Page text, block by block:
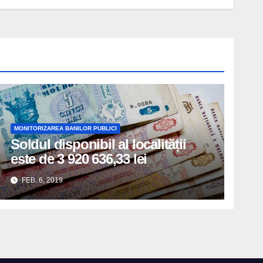
MONITORIZAREA BANILOR PUBLICI
Soldul disponibil al localității
este de 3 920 636,33 lei
FEB. 6, 2019